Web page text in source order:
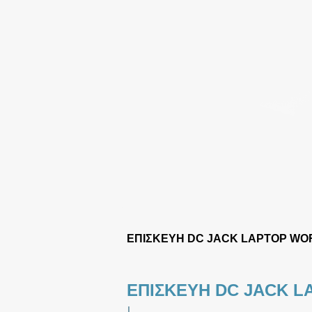
ΕΠΙΣΚΕΥΗ DC JACK LAPTOP
ΕΠΙΣΚΕΥΗ DC JACK